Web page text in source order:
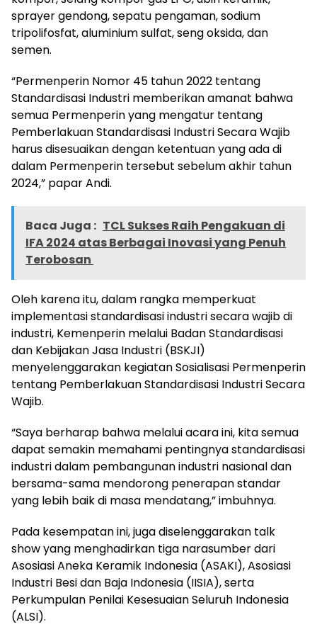
sprayer gendong, sepatu pengaman, sodium
tripolifosfat, aluminium sulfat, seng oksida, dan
semen.
“Permenperin Nomor 45 tahun 2022 tentang
Standardisasi Industri memberikan amanat bahwa
semua Permenperin yang mengatur tentang
Pemberlakuan Standardisasi Industri Secara Wajib
harus disesuaikan dengan ketentuan yang ada di
dalam Permenperin tersebut sebelum akhir tahun
2024,” papar Andi.
Baca Juga : TCL Sukses Raih Pengakuan di
IFA 2024 atas Berbagai Inovasi yang Penuh
Terobosan
Oleh karena itu, dalam rangka memperkuat
implementasi standardisasi industri secara wajib di
industri, Kemenperin melalui Badan Standardisasi
dan Kebijakan Jasa Industri (BSKJI)
menyelenggarakan kegiatan Sosialisasi Permenperin
tentang Pemberlakuan Standardisasi Industri Secara
Wajib.
“Saya berharap bahwa melalui acara ini, kita semua
dapat semakin memahami pentingnya standardisasi
industri dalam pembangunan industri nasional dan
bersama-sama mendorong penerapan standar
yang lebih baik di masa mendatang,” imbuhnya.
Pada kesempatan ini, juga diselenggarakan talk
show yang menghadirkan tiga narasumber dari
Asosiasi Aneka Keramik Indonesia (ASAKI), Asosiasi
Industri Besi dan Baja Indonesia (IISIA), serta
Perkumpulan Penilai Kesesuaian Seluruh Indonesia
(ALSI).